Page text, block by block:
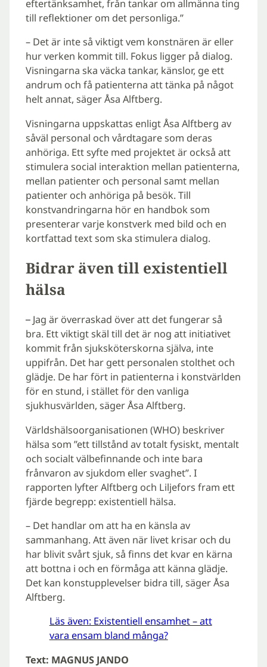
eftertänksamhet, från tankar om allmänna ting
till reflektioner om det personliga.”
– Det är inte så viktigt vem konstnären är eller
hur verken kommit till. Fokus ligger på dialog.
Visningarna ska väcka tankar, känslor, ge ett
andrum och få patienterna att tänka på något
helt annat, säger Åsa Alftberg.
Visningarna uppskattas enligt Åsa Alftberg av
såväl personal och vårdtagare som deras
anhöriga. Ett syfte med projektet är också att
stimulera social interaktion mellan patienterna,
mellan patienter och personal samt mellan
patienter och anhöriga på besök. Till
konstvandringarna hör en handbok som
presenterar varje konstverk med bild och en
kortfattad text som ska stimulera dialog.
Bidrar även till existentiell
hälsa
–Jag är överraskad över att det fungerar så
bra. Ett viktigt skäl till det är nog att initiativet
kommit från sjuksköterskorna själva, inte
uppifrån. Det har gett personalen stolthet och
glädje. De har fört in patienterna i konstvärlden
för en stund, i stället för den vanliga
sjukhusvärlden, säger Åsa Alftberg.
Världshälsoorganisationen (WHO) beskriver
hälsa som ”ett tillstånd av totalt fysiskt, mentalt
och socialt välbefinnande och inte bara
frånvaron av sjukdom eller svaghet”. I
rapporten lyfter Alftberg och Liljefors fram ett
fjärde begrepp: existentiell hälsa.
– Det handlar om att ha en känsla av
sammanhang. Att även när livet krisar och du
har blivit svårt sjuk, så finns det kvar en kärna
att bottna i och en förmåga att känna glädje.
Det kan konstupplevelser bidra till, säger Åsa
Alftberg.
Läs även: Existentiell ensamhet – att
vara ensam bland många?
Text: MAGNUS JANDO